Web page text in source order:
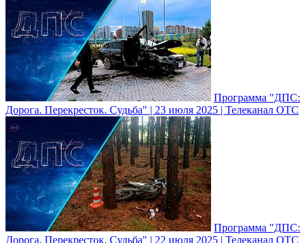
Программа "ДПС:
Дорога. Перекресток. Судьба" | 23 июля 2025 | Телеканал ОТС
Программа "ДПС:
Дорога. Перекресток. Судьба" | 22 июля 2025 | Телеканал ОТС